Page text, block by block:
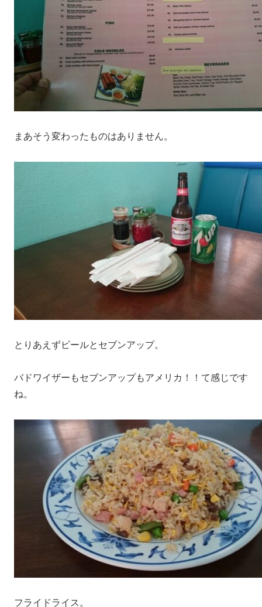
まあそう変わったものはありません。
とりあえずビールとセブンアップ。
バドワイザーもセブンアップもアメリカ！！て感じです
ね。
フライドライス。